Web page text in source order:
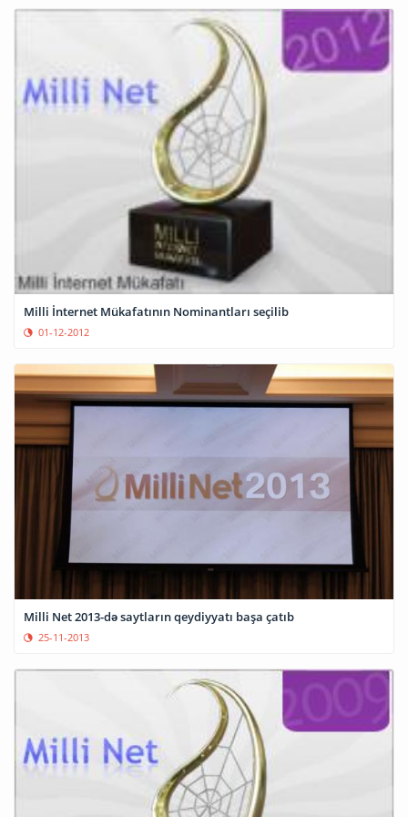
Milli İnternet Mükafatının Nominantları seçilib
01-12-2012
Milli Net 2013-də saytların qeydiyyatı başa çatıb
25-11-2013